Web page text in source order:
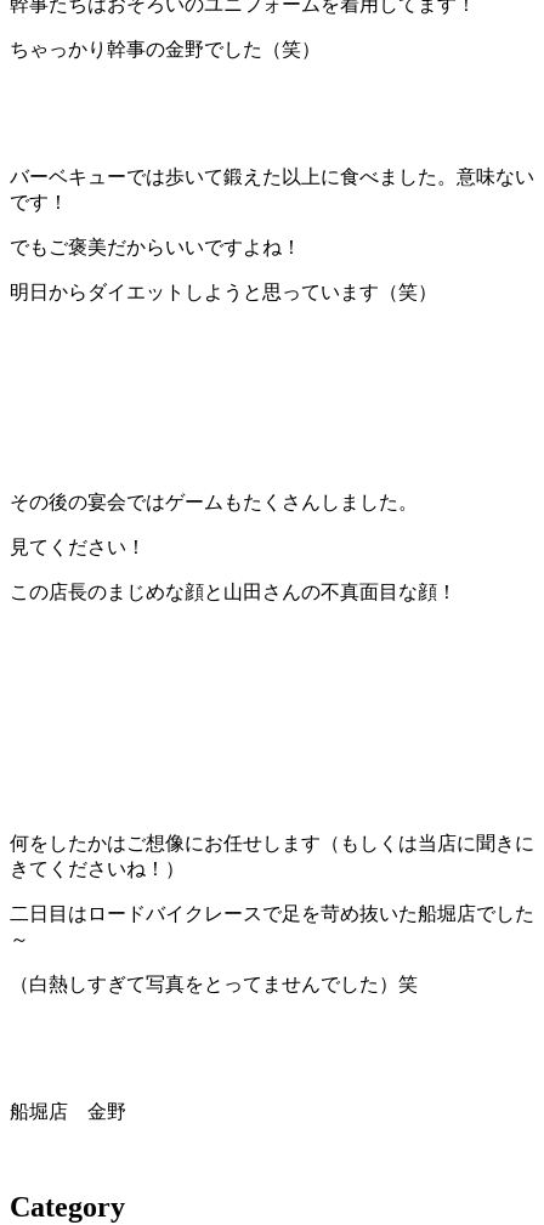
幹事たちはおそろいのユニフォームを着用してます！
ちゃっかり幹事の金野でした（笑）
バーベキューでは歩いて鍛えた以上に食べました。意味ない
です！
でもご褒美だからいいですよね！
明日からダイエットしようと思っています（笑）
その後の宴会ではゲームもたくさんしました。
見てください！
この店長のまじめな顔と山田さんの不真面目な顔！
何をしたかはご想像にお任せします（もしくは当店に聞きに
きてくださいね！）
二日目はロードバイクレースで足を苛め抜いた船堀店でした
～
（白熱しすぎて写真をとってませんでした）笑
船堀店 金野
Category